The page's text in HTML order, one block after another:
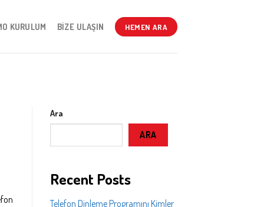
KURULUM BIZE ULAŞIN HEMEN ARA
Ara
ARA
Recent Posts
Telefon Dinleme Programını Kimler